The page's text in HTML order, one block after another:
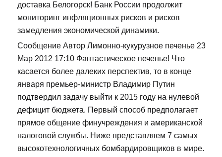
доставка Белогорск! Банк России продолжит
мониторинг инфляционных рисков и рисков
замедления экономической динамики.
Сообщение Автор Лимонно-кукурузное печенье 23
Мар 2012 17:10 Фантастическое печенье! Что
касается более далеких перспектив, то в конце
января премьер-министр Владимир Путин
подтвердил задачу выйти к 2015 году на нулевой
дефицит бюджета. Первый способ предполагает
прямое общение финучреждения и американской
налоговой службы. Ниже представляем 7 самых
высокотехнологичных бомбардировщиков в мире.